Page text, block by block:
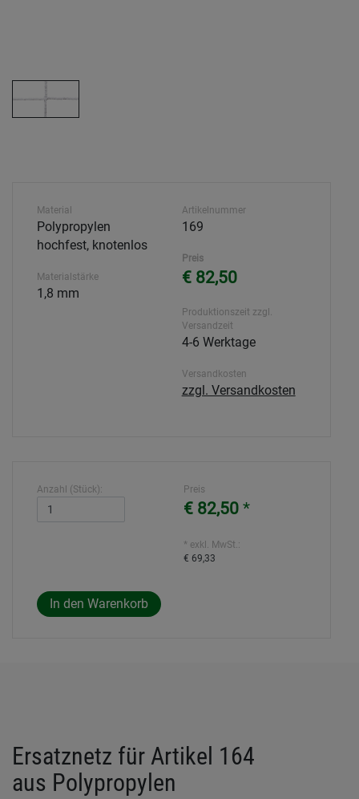
Material
Polypropylen
hochfest, knotenlos
Materialstärke
1,8 mm
Artikelnummer
169
Preis
€ 82,50
Produktionszeit zzgl.
Versandzeit
4-6 Werktage
Versandkosten
zzgl. Versandkosten
Anzahl (Stück): Preis
€ 82,50 *
* exkl. MwSt.:
€ 69,33
Ersatznetz für Artikel 164
aus Polypropylen